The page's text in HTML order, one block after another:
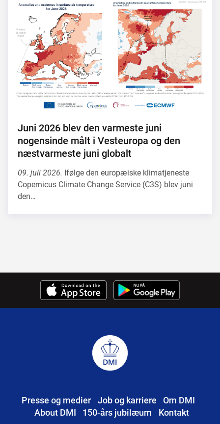
Juni 2026 blev den varmeste juni
nogensinde målt i Vesteuropa og den
næstvarmeste juni globalt
09. juli 2026. Ifølge den europæiske klimatjeneste
Copernicus Climate Change Service (C3S) blev juni
den…
Presse og medier Job og karriere
Om DMI
About DMI
150-års jubilæum Kontakt